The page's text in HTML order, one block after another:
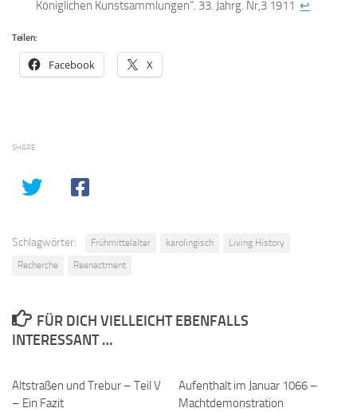
Königlichen Kunstsammlungen“. 33. Jahrg. Nr,3 1911 ↩
Teilen:
Facebook X
SHARE
Schlagwörter: Frühmittelalter karolingisch
Living History
Recherche
Reenactment
FÜR DICH VIELLEICHT EBENFALLS
INTERESSANT …
Altstraßen und Trebur – Teil V
– Ein Fazit
Aufenthalt im Januar 1066 –
Machtdemonstration